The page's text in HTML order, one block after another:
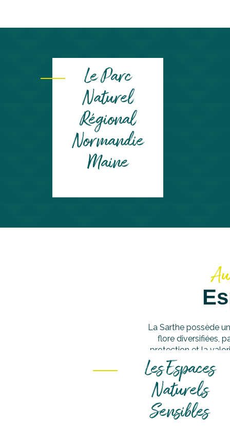
Le Parc
Naturel
Régional
Normandie
Maine
La Sarthe possède
flore diversifiées,
protection et la
Les Espaces
Naturels
Sensibles